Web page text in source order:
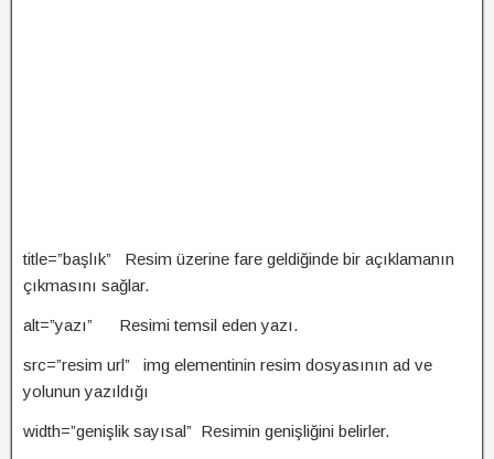
title=”başlık” Resim üzerine fare geldiğinde bir açıklamanın
çıkmasını sağlar.
alt=”yazı” Resimi temsil eden yazı.
src=”resim url” img elementinin resim dosyasının ad ve
yolunun yazıldığı
width=”genişlik sayısal” Resimin genişliğini belirler.